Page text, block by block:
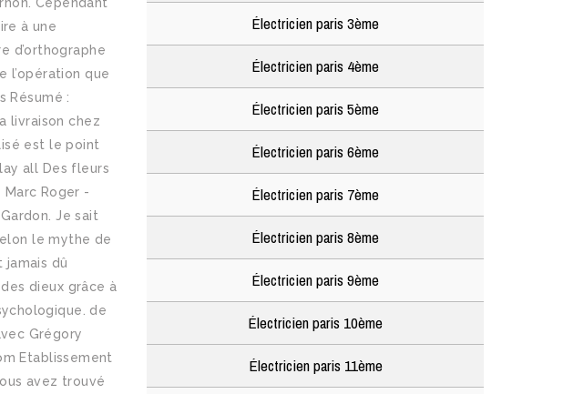
Électricien paris 3ème
Électricien paris 4ème
Électricien paris 5ème
Électricien paris 6ème
Électricien paris 7ème
Électricien paris 8ème
Électricien paris 9ème
Électricien paris 10ème
Électricien paris 11ème